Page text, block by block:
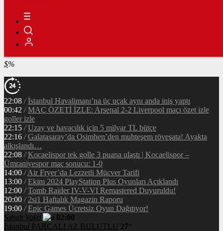
RİPPLE
TETHER
$%
22:08 / İstanbul Havalimanı’na üç uçak aynı anda iniş yaptı
00:42 / MAÇ ÖZETİ İZLE: Arsenal 2-2 Liverpool maçı özet izle
goller izle
22:15 / Uzay ve havacılık için 5 milyar TL bütçe
22:16 / Galatasaray’da Osimhen’den muhteşem röveşata! Ayakta
alkışlandı…
22:08 / Kocaelispor tek golle 3 puana ulaştı | Kocaelispor –
Ümraniyespor maç sonucu: 1-0
14:00 / Air Fryer’da Lezzetli Mücver Tarifi
13:00 / Ekim 2024 PlayStation Plus Oyunları Açıklandı
12:00 / Tomb Raider IV-V-VI Remastered Duyuruldu!
20:00 / 2si1 Haftalık Magazin Raporu
19:00 / Epic Games Ücretsiz Oyun Dağıtıyor!
Sabah Vakti
02:00
İstanbul PARÇALI AZ BULUTLU 27°